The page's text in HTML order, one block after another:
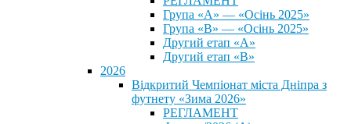
Група «А» — «Осінь 2025»
Група «В» — «Осінь 2025»
Другий етап «А»
Другий етап «В»
2026
Відкритий Чемпіонат міста Дніпра з
футнету «Зима 2026»
РЕГЛАМЕНТ